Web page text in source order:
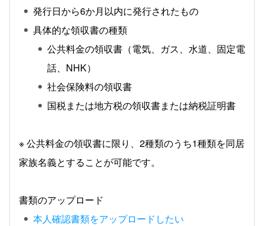
発行日から6か月以内に発行されたもの
具体的な領収書の種類
公共料金の領収書（電気、ガス、水道、固定電
話、NHK）
社会保険料の領収書
国税または地方税の領収書または納税証明書
※ 公共料金の領収書に限り、2種類のうち1種類を同居
家族名義とすることが可能です。
書類のアップロード
本人確認書類をアップロードしたい